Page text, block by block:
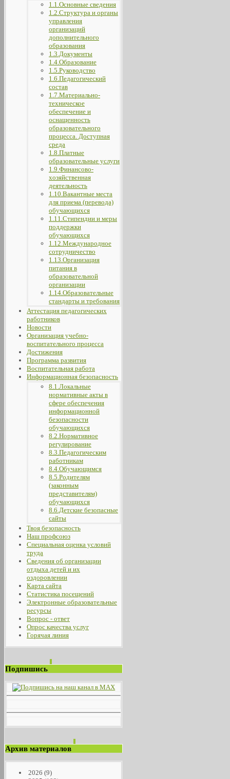
1.1.Основные сведения
1.2.Структура и органы
управления
организаций
дополнительного
образования
1.3.Документы
1.4.Образование
1.5.Руководство
1.6.Педагогический
состав
1.7.Материально-
техническое
обеспечение и
оснащенность
образовательного
процесса. Доступная
среда
1.8.Платные
образовательные услуги
1.9.Финансово-
хозяйственная
деятельность
1.10.Вакантные места
для приема (перевода)
обучающихся
1.11.Стипендии и меры
поддержки
обучающихся
1.12.Международное
сотрудничество
1.13.Организация
питания в
образовательной
организации
1.14.Образовательные
стандарты и требования
Аттестация педагогических
работников
Новости
Организация учебно-
воспитательного процесса
Достижения
Программа развития
Воспитательная работа
Информационная безопасность
8.1.Локальные
нормативные акты в
сфере обеспечения
информационной
безопасности
обучающихся
8.2.Нормативное
регулирование
8.3.Педагогическим
работникам
8.4.Обучающимся
8.5.Родителям
(законным
представителям)
обучающихся
8.6.Детские безопасные
сайты
Твоя безопасность
Наш профсоюз
Специальная оценка условий
труда
Сведения об организации
отдыха детей и их
оздоровлении
Карта сайта
Статистика посещений
Электронные образовательные
ресурсы
Вопрос - ответ
Опрос качества услуг
Горячая линия
Подпишись
Архив материалов
2026 (9)